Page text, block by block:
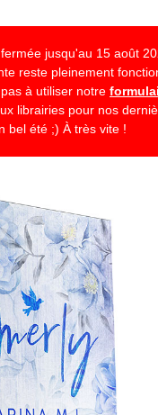
jusqu'au 15 août
reste pleinement
à utiliser notre
librairies pour nos
bel été ;) À très vite !